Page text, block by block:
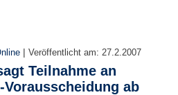
| Veröffentlicht am: 27.2.2007
Teilnahme an
ab